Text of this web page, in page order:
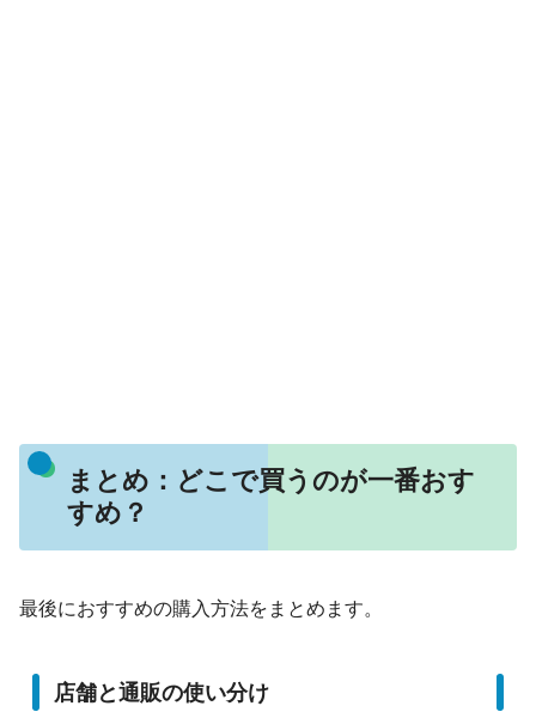
まとめ：どこで買うのが一番おす
すめ？
最後におすすめの購入方法をまとめます。
店舗と通販の使い分け